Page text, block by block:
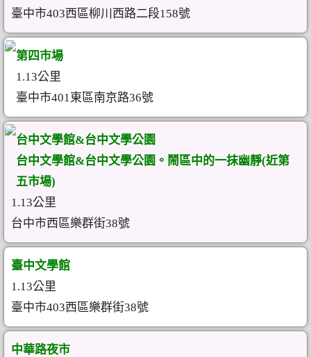
臺中市403西區柳川西路二段158號
第四市場
1.13公里
臺中市401東區南京路36號
台中文學館&台中文學公園
台中文學館&台中文學公園。鬧區中的一抹幽靜(近第
五市場)
1.13公里
台中市西區樂群街38號
臺中文學館
1.13公里
臺中市403西區樂群街38號
中華路夜市